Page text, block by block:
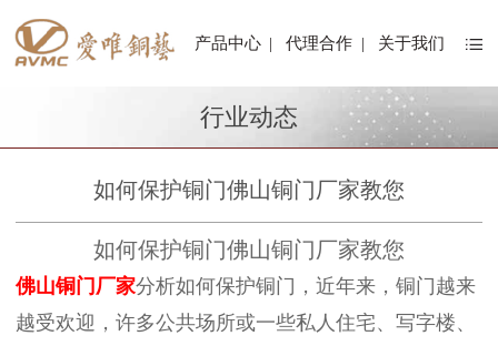
产品中心 | 代理合作 | 关于我们
行业动态
如何保护铜门佛山铜门厂家教您
如何保护铜门佛山铜门厂家教您
佛山铜门厂家分析如何保护铜门，近年来，铜门越来
越受欢迎，许多公共场所或一些私人住宅、写字楼、